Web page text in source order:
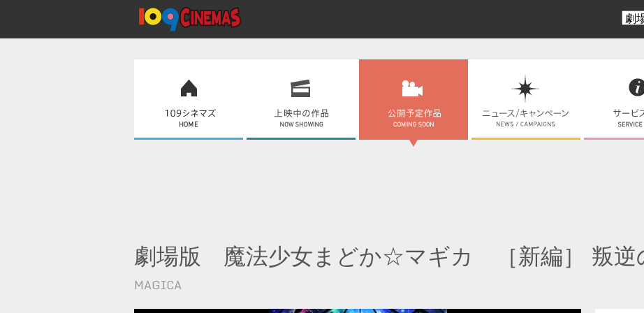
劇場版 魔法少女まどか☆マギカ ［新編］ 叛逆
MAGICA